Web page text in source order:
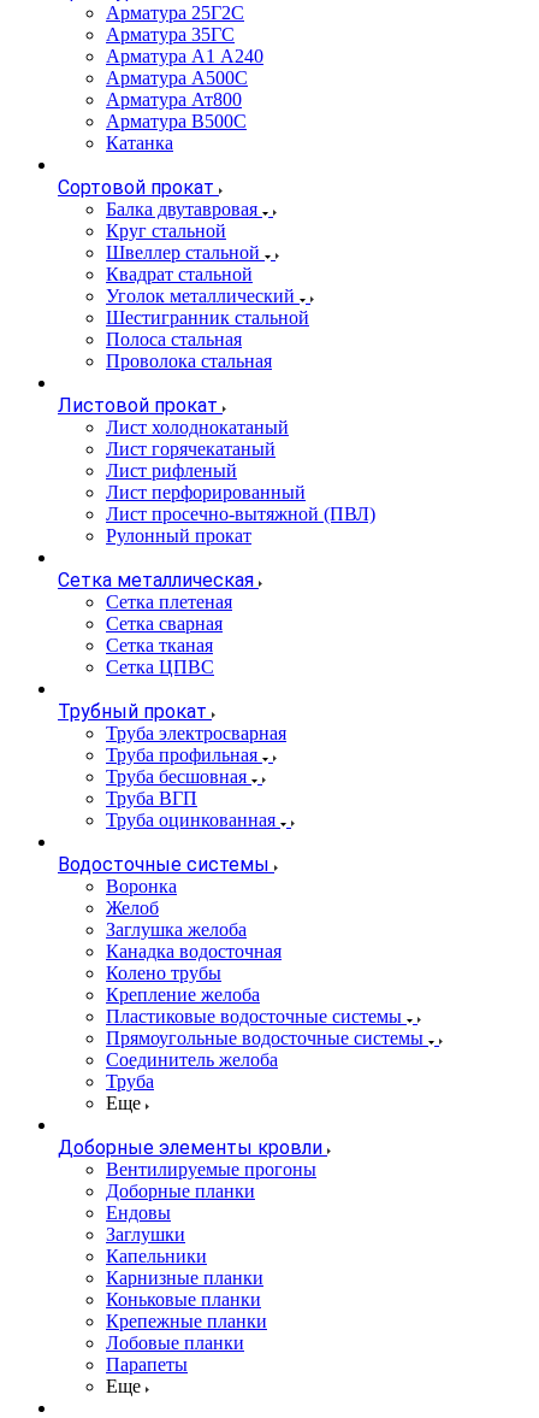
Арматура 25Г2С
Арматура 35ГС
Арматура А1 А240
Арматура А500С
Арматура Ат800
Арматура В500С
Катанка
Сортовой прокат
Балка двутавровая
Круг стальной
Швеллер стальной
Квадрат стальной
Уголок металлический
Шестигранник стальной
Полоса стальная
Проволока стальная
Листовой прокат
Лист холоднокатаный
Лист горячекатаный
Лист рифленый
Лист перфорированный
Лист просечно-вытяжной (ПВЛ)
Рулонный прокат
Сетка металлическая
Сетка плетеная
Сетка сварная
Сетка тканая
Сетка ЦПВС
Трубный прокат
Труба электросварная
Труба профильная
Труба бесшовная
Труба ВГП
Труба оцинкованная
Водосточные системы
Воронка
Желоб
Заглушка желоба
Канадка водосточная
Колено трубы
Крепление желоба
Пластиковые водосточные системы
Прямоугольные водосточные системы
Соединитель желоба
Труба
Еще
Доборные элементы кровли
Вентилируемые прогоны
Доборные планки
Ендовы
Заглушки
Капельники
Карнизные планки
Коньковые планки
Крепежные планки
Лобовые планки
Парапеты
Еще